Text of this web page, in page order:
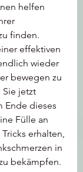
helfen
finden.
effektiven
wieder
bewegen zu
jetzt
Ende dieses
Fülle an
erhalten,
in
bekämpfen.